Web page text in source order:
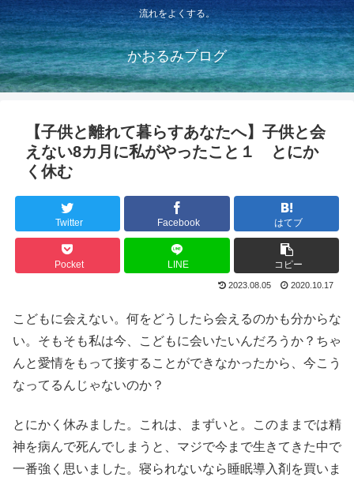
流れをよくする。
かおるみブログ
【子供と離れて暮らすあなたへ】子供と会
えない8カ月に私がやったこと１ とにか
く休む
Twitter Facebook はてブ
Pocket LINE コピー
2023.08.05 2020.10.17
こどもに会えない。何をどうしたら会えるのかも分からな
い。そもそも私は今、こどもに会いたいんだろうか？ちゃ
んと愛情をもって接することができなかったから、今こう
なってるんじゃないのか？
とにかく休みました。これは、まずいと。このままでは精
神を病んで死んでしまうと、マジで今まで生きてきた中で
一番強く思いました。寝られないなら睡眠導入剤を買いま